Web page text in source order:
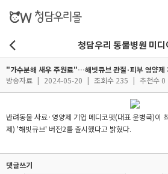
청담우리 동물병원 미디
"가수분해 새우 주원료"…해빗큐브 관절·피부 영양제
방송자료 | 2024-05-20 | 조회수 235 | 추천수 0
반려동물 사료·영양제 기업 메디코펫(대표 윤병국)이
제) '해빗큐브' 버전2를 출시했다고 밝혔다.
댓글쓰기